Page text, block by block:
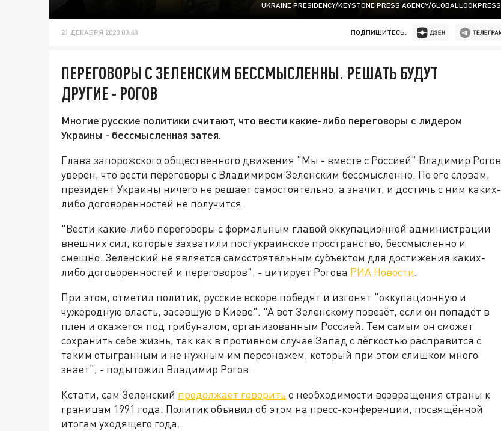
UKRAINE PRESIDENCY/KEYSTONE PRESS AGENCY/GLOBALLOOKPRESS
21 ДЕКАБРЯ 2023 03:48 ПОДПИШИТЕСЬ:
ПЕРЕГОВОРЫ С ЗЕЛЕНСКИМ БЕССМЫСЛЕННЫ. РЕШАТЬ БУДУТ
ДРУГИЕ - РОГОВ
Многие русские политики считают, что вести какие-либо переговоры с лидером
Украины - бессмысленная затея.
Глава запорожского общественного движения "Мы - вместе с Россией" Владимир Рогов
уверен, что вести переговоры с Владимиром Зеленским бессмысленно. По его словам,
президент Украины ничего не решает самостоятельно, а значит, и достичь с ним каких-
либо договоренностей не получится.
"Вести какие-либо переговоры с формальным главой оккупационной администрации
внешних сил, которые захватили постукраинское пространство, бессмысленно и
смешно. Зеленский не является самостоятельным субъектом для достижения каких-
либо договоренностей и переговоров", - цитирует Рогова РИА Новости.
При этом, отметил политик, русские вскоре победят и изгонят "оккупационную и
чужеродную власть, засевшую в Киеве". "А вот Зеленскому повезёт, если он попадёт в
плен и окажется под трибуналом, организованным Россией. Тем самым он сможет
сохранить себе жизнь, так как в противном случае Запад с лёгкостью расправится с
таким отыгранным и не нужным им персонажем, который при этом слишком много
знает", - подытожил Владимир Рогов.
Кстати, сам Зеленский продолжает говорить о необходимости возвращения страны к
границам 1991 года. Политик объявил об этом на пресс-конференции, посвящённой
итогам уходящего года.